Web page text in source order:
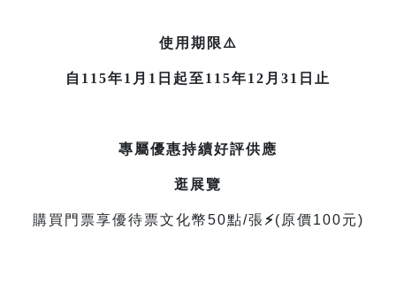
使用期限⚠️
自115年1月1日起至115年12月31日止
專屬優惠持續好評供應
逛展覽
購買門票享優待票文化幣50點/張⚡(原價100元)